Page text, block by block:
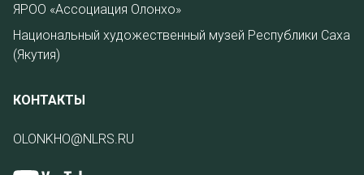
ЯРОО «Ассоциация Олонхо»
Национальный художественный музей Республики Саха
(Якутия)
КОНТАКТЫ
OLONKHO@NLRS.RU